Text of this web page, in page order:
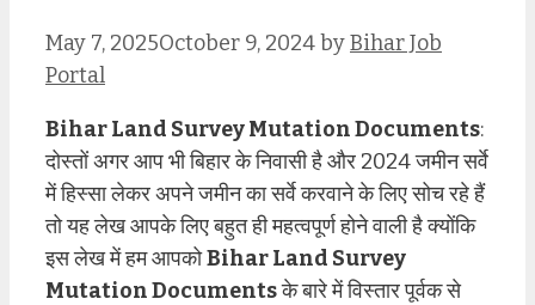
May 7, 2025October 9, 2024byBihar Job
Portal
Bihar Land Survey Mutation Documents:
दोस्तों अगर आप भी बिहार के निवासी है और 2024 जमीन सर्वे
में हिस्सा लेकर अपने जमीन का सर्वे करवाने के लिए सोच रहे हैं
तो यह लेख आपके लिए बहुत ही महत्वपूर्ण होने वाली है क्योंकि
इस लेख में हम आपकोBihar Land Survey
Mutation Documentsके बारे में विस्तार पूर्वक से